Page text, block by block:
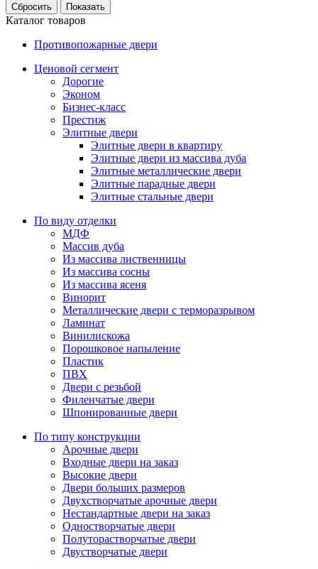
Каталог товаров
Противопожарные двери
Ценовой сегмент
Дорогие
Эконом
Бизнес-класс
Престиж
Элитные двери
Элитные двери в квартиру
Элитные двери из массива дуба
Элитные металлические двери
Элитные парадные двери
Элитные стальные двери
По виду отделки
МДФ
Массив дуба
Из массива лиственницы
Из массива сосны
Из массива ясеня
Винорит
Металлические двери с терморазрывом
Ламинат
Винилискожа
Порошковое напыление
Пластик
ПВХ
Двери с резьбой
Филенчатые двери
Шпонированные двери
По типу конструкции
Арочные двери
Входные двери на заказ
Высокие двери
Двери больших размеров
Двухстворчатые арочные двери
Нестандартные двери на заказ
Одностворчатые двери
Полуторастворчатые двери
Двустворчатые двери